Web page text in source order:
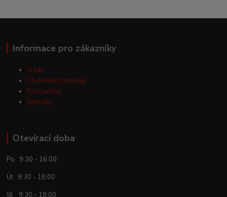
Informace pro zákazníky
O nás
Obchodní podmínky
Fotogalerie
Kontakty
Otevírací doba
Po 9:30 - 16:00
Út 9:30 - 18:00